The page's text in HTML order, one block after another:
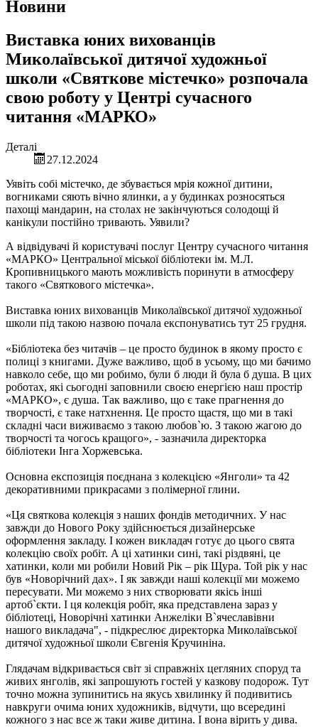
Новини
Виставка юних вихованців
Миколаївської дитячої художньої
школи «Святкове містечко» розпочала
свою роботу у Центрі сучасного
читання «МАРКО»
Деталі
27.12.2024
Уявіть собі містечко, де збувається мрія кожної дитини,
вогниками сяють вічно ялинки, а у будинках розносяться
пахощі мандарин, на столах не закінчуються солодощі й
канікули постійно тривають. Уявили?
А відвідувачі й користувачі послуг Центру сучасного читання
«МАРКО» Центральної міської бібліотеки ім. М.Л.
Кропивницького мають можливість поринути в атмосферу
такого «Святкового містечка».
Виставка юних вихованців Миколаївської дитячої художньої
школи під такою назвою почала експонуватись тут 25 грудня.
«Бібліотека без читачів – це просто будинок в якому просто є
полиці з книгами. Дуже важливо, щоб в усьому, що ми бачимо
навколо себе, що ми робимо, були б люди й була б душа. В цих
роботах, які сьогодні заповнили своєю енергією наш простір
«МАРКО», є душа. Так важливо, що є таке прагнення до
творчості, є таке натхнення. Це просто щастя, що ми в такі
складні часи виживаємо з такою любов`ю. З такою жагою до
творчості та чогось кращого», - зазначила директорка
бібліотеки Інга Хоржевська.
Основна експозиція поєднана з колекцією «Янголи» та 42
декоративними прикрасами з полімерної глини.
«Ця святкова колекція з наших фондів методичних. У нас
завжди до Нового Року здійснюється дизайнерське
оформлення закладу. І кожен викладач готує до цього свята
колекцію своїх робіт. А ці хатинки сині, такі різдвяні, це
хатинки, коли ми робили Новий Рік – рік Щура. Той рік у нас
був «Новорічний дах». І як завжди наші колекції ми можемо
пересувати. Ми можемо з них створювати якісь інші
артоб`єкти. І ця колекція робіт, яка представлена зараз у
бібліотеці, Новорічні хатинки Анжеліки В`ячеславівни
нашого викладача", - підкреслює директорка Миколаївської
дитячої художньої школи Євгенія Кручиніна.
Глядачам відкривається світ зі справжніх цегляних споруд та
живих янголів, які запрошують гостей у казкову подорож. Тут
точно можна зупинитись на якусь хвилинку й подивитись
навкруги очима юних художників, відчути, що всередині
кожного з нас все ж таки живе дитина. І вона вірить у дива.